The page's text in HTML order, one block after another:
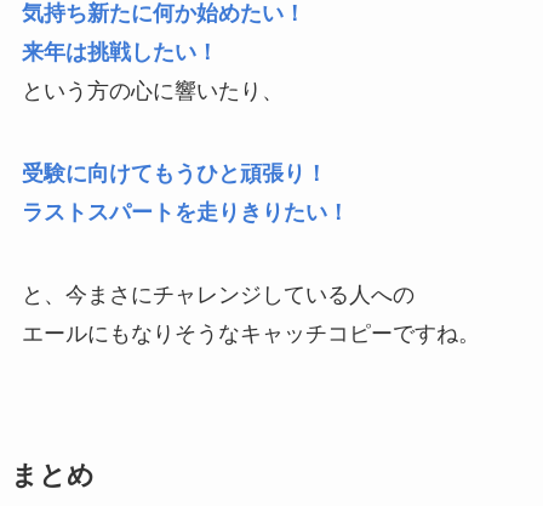
気持ち新たに何か始めたい！
来年は挑戦したい！
という方の心に響いたり、
受験に向けてもうひと頑張り！
ラストスパートを走りきりたい！
と、今まさにチャレンジしている人への
エールにもなりそうなキャッチコピーですね。
まとめ